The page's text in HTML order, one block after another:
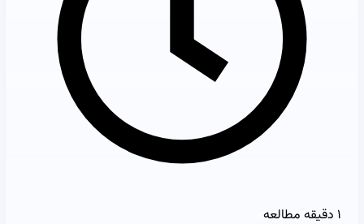
۱ دقیقه مطالعه